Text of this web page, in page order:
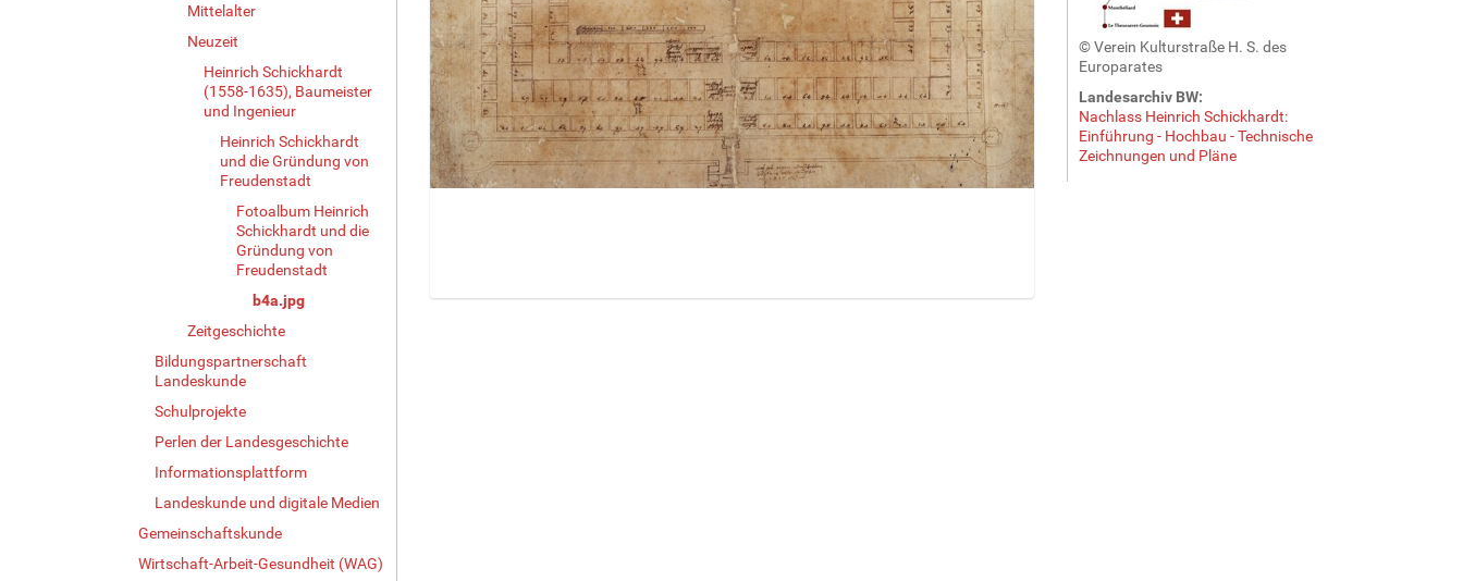
Mittelalter
Neuzeit
Heinrich Schickhardt
(1558-1635), Baumeister
und Ingenieur
Heinrich Schickhardt
und die Gründung von
Freudenstadt
Fotoalbum Heinrich
Schickhardt und die
Gründung von
Freudenstadt
b4a.jpg
Zeitgeschichte
Bildungspartnerschaft
Landeskunde
Schulprojekte
Perlen der Landesgeschichte
Informationsplattform
Landeskunde und digitale Medien
Gemeinschaftskunde
Wirtschaft-Arbeit-Gesundheit (WAG)
© Verein Kulturstraße H. S. des
Europarates
Landesarchiv BW:
Nachlass Heinrich Schickhardt:
Einführung - Hochbau - Technische
Zeichnungen und Pläne